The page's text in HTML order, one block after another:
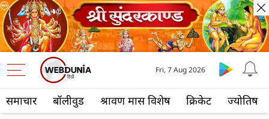
समाचार बॉलीवुड श्रावण मास विशेष क्रिकेट ज्योतिष
Fri, 7 Aug 2026